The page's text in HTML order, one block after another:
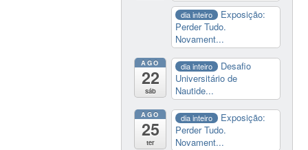
dia inteiro
Exposição:
Perder Tudo.
Novament...
AGO
22
sáb
dia inteiro
Desafio
Universitário de
Nautide...
AGO
25
ter
dia inteiro
Exposição:
Perder Tudo.
Novament...